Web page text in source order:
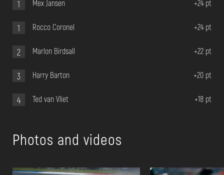
1 Mex Jansen +24 pt
1 Rocco Coronel +24 pt
2 Marlon Birdsall +22 pt
3 Harry Barton +20 pt
4 Ted van Vliet +18 pt
Photos and videos